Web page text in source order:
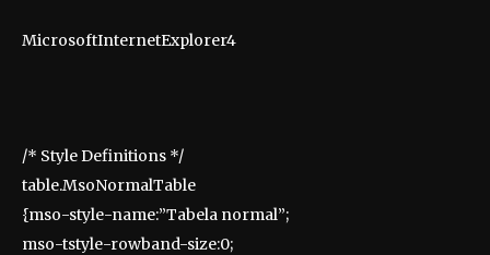
MicrosoftInternetExplorer4
/* Style Definitions */
table.MsoNormalTable
{mso-style-name:”Tabela normal”;
mso-tstyle-rowband-size:0;